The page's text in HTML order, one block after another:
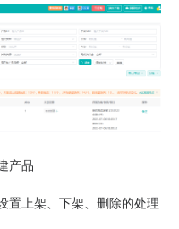
产品
上架、下架、删除的处理